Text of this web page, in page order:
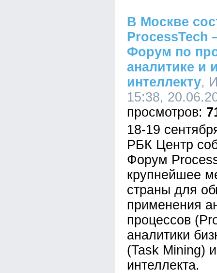
В Москве
Форум по
аналитике и
интеллекту,
15:38,
18-19
РБК Центр
Форум
крупнейшее
страны для
применения
процессов
аналитики
(Task Mining)
интеллекта.